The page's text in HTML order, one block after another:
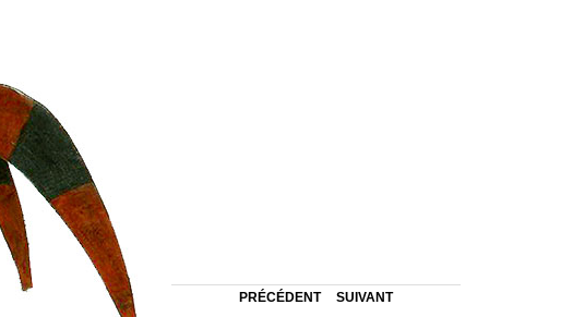
PRÉCÉDENT SUIVANT